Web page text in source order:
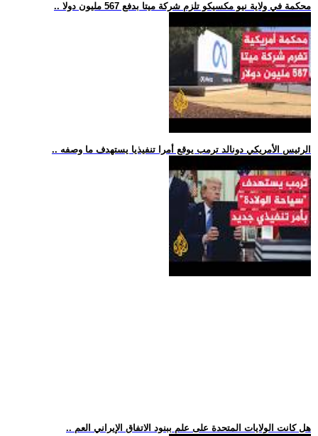
.. محكمة في ولاية نيو مكسيكو تلزم شركة ميتا بدفع 567 مليون دولا
.. الرئيس الأمريكي دونالد ترمب يوقع أمرا تنفيذيا يستهدف ما وصفه
.. هل كانت الولايات المتحدة على علم ببنود الاتفاق الإيراني العم